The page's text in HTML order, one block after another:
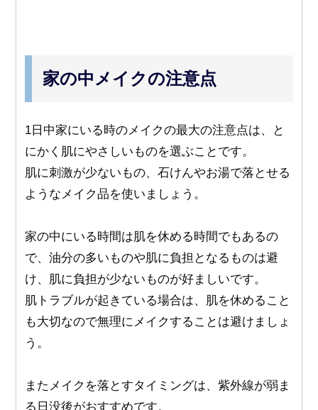
家の中メイクの注意点
1日中家にいる時のメイクの最大の注意点は、と
にかく肌にやさしいものを選ぶことです。
肌に刺激が少ないもの、石けんやお湯で落とせる
ようなメイク品を使いましょう。
家の中にいる時間は肌を休める時間でもあるの
で、油分の多いものや肌に負担となるものは避
け、肌に負担が少ないものが好ましいです。
肌トラブルが起きている場合は、肌を休めること
も大切なので無理にメイクすることは避けましょ
う。
またメイクを落とすタイミングは、紫外線が弱ま
る日没後がおすすめです。